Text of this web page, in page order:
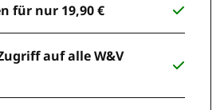
für nur 19,90 €
auf alle W&V